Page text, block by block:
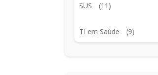
SUS (11)
TI em Saúde (9)